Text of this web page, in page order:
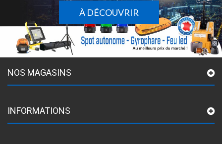
À DÉCOUVRIR
NOS MAGASINS
INFORMATIONS